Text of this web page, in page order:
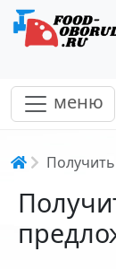
меню
Строка